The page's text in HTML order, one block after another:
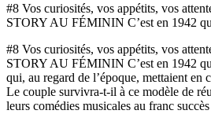
#8 Vos curiosités, vos appétits, vos
STORY AU FÉMININ C’est en 1942
#8 Vos curiosités, vos appétits, vos
STORY AU FÉMININ C’est en 1942
qui, au regard de l’époque, mettaient en
Le couple survivra-t-il à ce modèle de
leurs comédies musicales au franc